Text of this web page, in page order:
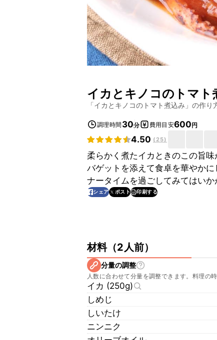
イカとキノコのトマト
「イカとキノコのトマト煮込み 」の作り
調理時間 30分 費用目安600円
4.50 (25)
柔らかく煮たイカときのこの旨
バゲットを添えて食卓を華やか
ナータイムを過ごしてみてはいか
シェア ポスト 印刷する
材料（2人前）
分量の調整
人数に合わせて分量を調整できます。料理の
イカ (250g)
しめじ
しいたけ
ニンニク